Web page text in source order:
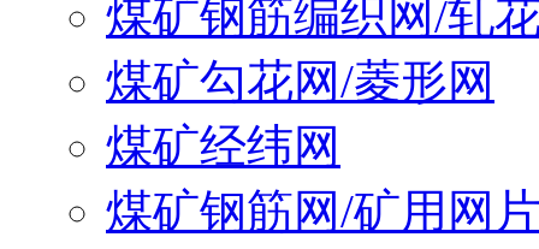
煤矿钢筋编织网/轧
煤矿勾花网/菱形网
煤矿经纬网
煤矿钢筋网/矿用网